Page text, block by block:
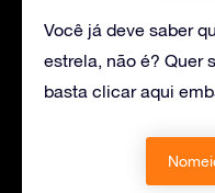
Você já deve saber
estrela, não é? Quer
basta clicar aqui